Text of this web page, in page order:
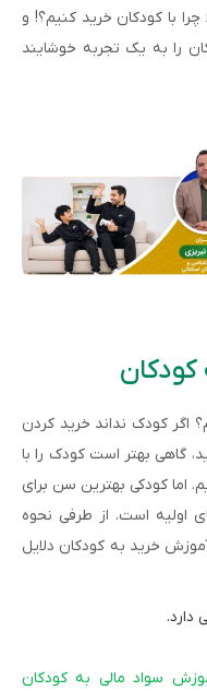
با کودکان خرید کنیم؟! و
را به یک تجربه خوشایند
کودکان
اگر کودک نداند خرید کردن
گاهی بهتر است کودک را با
اما کودکی بهترین سن برای
اولیه است. از طرفی نحوه
خرید به کودکان دلایل
دارد.
سواد مالی به کودکان